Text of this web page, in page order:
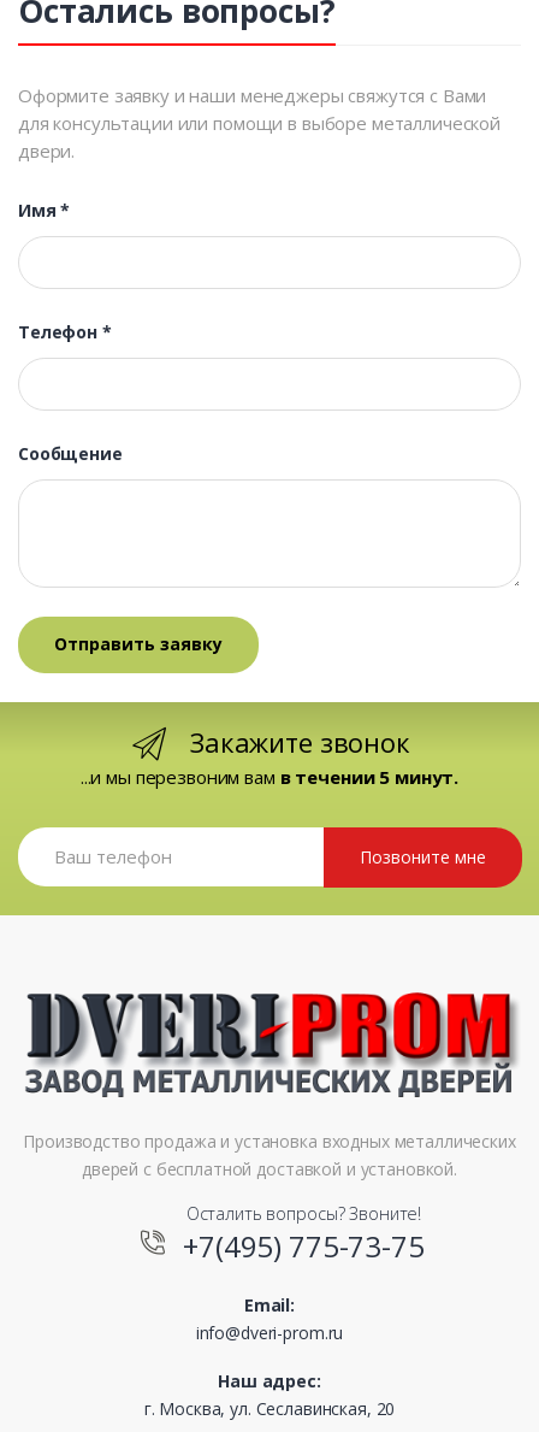
Остались вопросы?
Оформите заявку и наши менеджеры свяжутся с Вами
для консультации или помощи в выборе металлической
двери.
Имя*
Телефон *
Сообщение
Закажите звонок
...и мы перезвоним вам в течении 5 минут.
Позвоните мне
Производство продажа и установка входных металлических
дверей с бесплатной доставкой и установкой.
Осталить вопросы? Звоните!
+7(495) 775-73-75
Email:
info@dveri-prom.ru
Наш адрес:
г. Москва, ул. Сеславинская, 20